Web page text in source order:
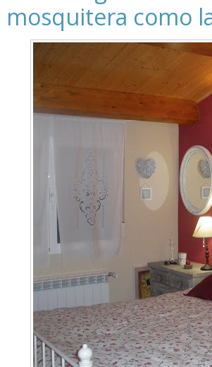
mosquitera como